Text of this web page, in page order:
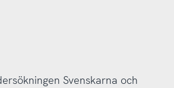
Svenskarna och